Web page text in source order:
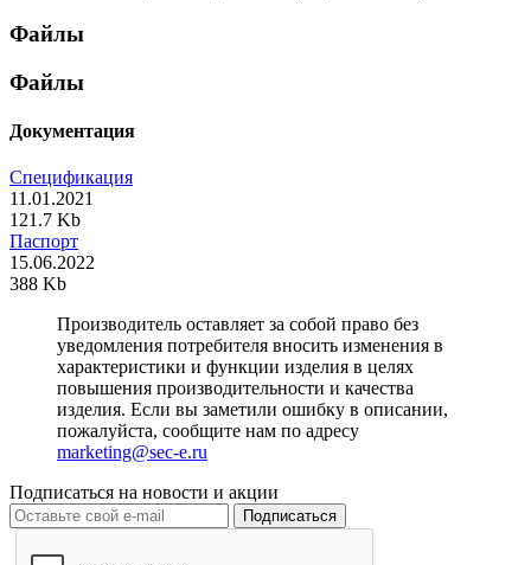
Файлы
Файлы
Документация
Спецификация
11.01.2021
121.7 Kb
Паспорт
15.06.2022
388 Kb
Производитель оставляет за собой право без
уведомления потребителя вносить изменения в
характеристики и функции изделия в целях
повышения производительности и качества
изделия. Если вы заметили ошибку в описании,
пожалуйста, сообщите нам по адресу
marketing@sec-e.ru
Подписаться на новости и акции
Подписаться